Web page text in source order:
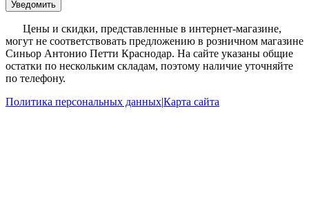
Уведомить
Цены и скидки, представленные в интернет-магазине,
могут не соответствовать предложению в розничном магазине
Синьор Антонио Петти Краснодар. На сайте указаны общие
остатки по нескольким складам, поэтому наличие уточняйте
по телефону.
Политика персональных данных|Карта сайта